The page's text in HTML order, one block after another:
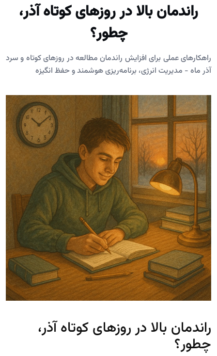
راندمان بالا در روزهای کوتاه آذر،
چطور؟
راهکارهای عملی برای افزایش راندمان مطالعه در روزهای کوتاه و سرد
آذر ماه - مدیریت انرژی، برنامه‌ریزی هوشمند و حفظ انگیزه
راندمان بالا در روزهای کوتاه آذر،
چطور؟